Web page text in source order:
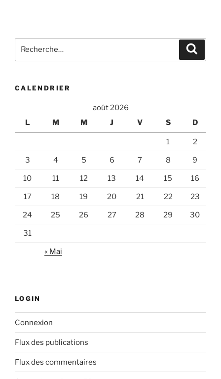
pour
CALENDRIER
août 2026
L
M M J V S D
1 2
3 4 5 6 7 8 9
10 11 12 13 14 15 16
17 18 19 20 21 22 23
24 25 26 27 28 29 30
31
« Mai
LOGIN
Connexion
Flux des publications
Flux des commentaires